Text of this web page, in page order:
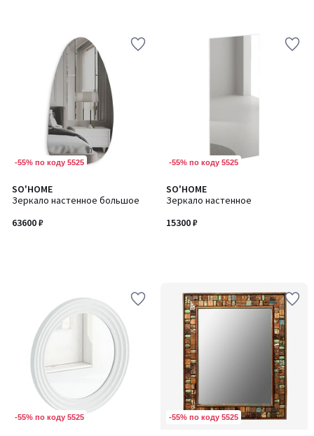
-55% по коду 5525
SO'HOME
Зеркало настенное большое
63600 ₽
-55% по коду 5525
SO'HOME
Зеркало настенное
15300 ₽
-55% по коду 5525 -55% по коду 5525